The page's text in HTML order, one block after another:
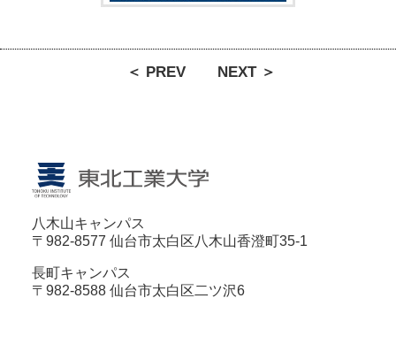
＜ PREV NEXT ＞
八木山キャンパス
〒982-8577 仙台市太白区八木山香澄町35-1
長町キャンパス
〒982-8588 仙台市太白区二ツ沢6